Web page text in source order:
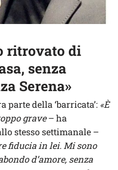
ritrovato di
senza
Serena»
parte della ‘barricata’: «È
grave– ha
stesso settimanale –
fiducia in lei. Mi sono
d’amore, senza